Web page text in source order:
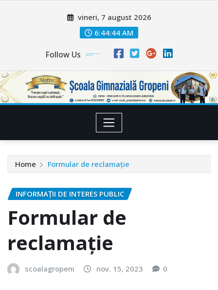
vineri, 7 august 2026
6:44:44 AM
Follow Us
Home Formular de reclamație
INFORMAȚII DE INTERES PUBLIC
Formular de
reclamație
scoalagropeni nov. 15, 2023 0